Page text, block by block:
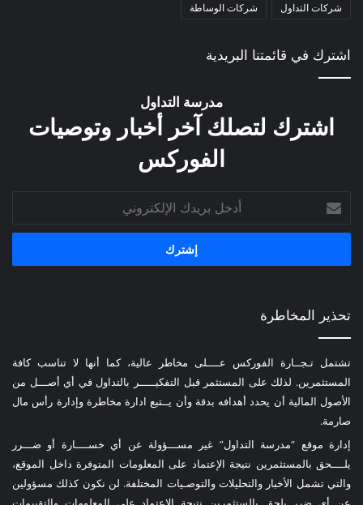
شركات التداول شركات الوساطة
اشترك في قائمتنا البريدية
مدرسة التداول
اشترك لتصلك آخر أخبار وتوصيات
الفوركس
بريدك
الإلكتروني
تحذير المخاطرة
تشتمل تـجــارة الفوركس عــــلى مخاطر عالية، كما أنها لا تناسب كافة
المستثمرين. لذلك على المستثمر قبل التفكيـــــر بالتداول في أي أصـــل من
الأصول المالية أن يحدد أهدافه بدقة وأن يــتبع ادارة مخاطرة وإدارة رأس مال
صارمة.
إدارة موقع “مدرسة التداول” غير مســـؤولة عن أي خســــارة أو ضـــرر
يلــــحق بالمستثمرين نتيجة الإعتماد على المعلومات المتوفرة داخل الموقع،
والتي تشمل الأخبار والتحليلات والتوصـيات المختلفة. لن نكون كذلك مسؤولين